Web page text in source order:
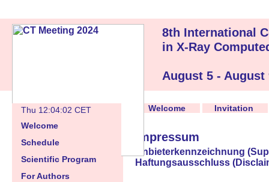
8th International
in X-Ray
August 5 - August
Thu 12:04:03 CET
Welcome
Schedule
Scientific Program
For Authors
Welcome Invitation
Impressum
Anbieterkennzeichnung
Haftungsausschluss